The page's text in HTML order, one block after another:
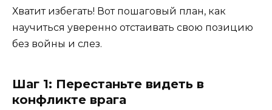
Хватит избегать! Вот пошаговый план, как
научиться уверенно отстаивать свою позицию
без войны и слез.
Шаг 1: Перестаньте видеть в
конфликте врага